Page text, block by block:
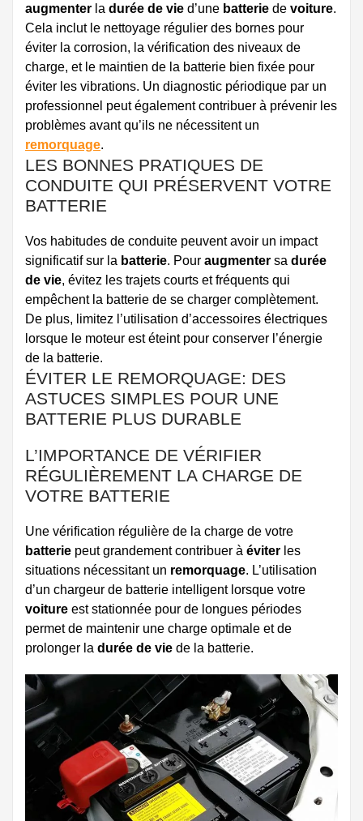
augmenter la durée de vie d’une batterie de voiture.
Cela inclut le nettoyage régulier des bornes pour
éviter la corrosion, la vérification des niveaux de
charge, et le maintien de la batterie bien fixée pour
éviter les vibrations. Un diagnostic périodique par un
professionnel peut également contribuer à prévenir les
problèmes avant qu’ils ne nécessitent un
remorquage.
LES BONNES PRATIQUES DE
CONDUITE QUI PRÉSERVENT VOTRE
BATTERIE
Vos habitudes de conduite peuvent avoir un impact
significatif sur la batterie. Pour augmenter sa durée
de vie, évitez les trajets courts et fréquents qui
empêchent la batterie de se charger complètement.
De plus, limitez l’utilisation d’accessoires électriques
lorsque le moteur est éteint pour conserver l’énergie
de la batterie.
ÉVITER LE REMORQUAGE: DES
ASTUCES SIMPLES POUR UNE
BATTERIE PLUS DURABLE
L’IMPORTANCE DE VÉRIFIER
RÉGULIÈREMENT LA CHARGE DE
VOTRE BATTERIE
Une vérification régulière de la charge de votre
batterie peut grandement contribuer à éviter les
situations nécessitant un remorquage. L’utilisation
d’un chargeur de batterie intelligent lorsque votre
voiture est stationnée pour de longues périodes
permet de maintenir une charge optimale et de
prolonger la durée de vie de la batterie.